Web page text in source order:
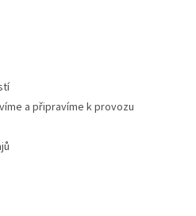
a připravíme k provozu